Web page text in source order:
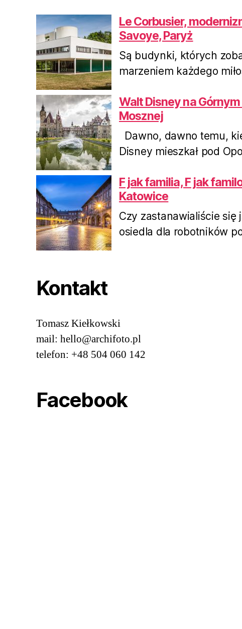
Le Corbusier,
Savoye, Paryż
Są budynki, których
marzeniem każdego
Walt Disney na Górnym
Mosznej
Dawno, dawno temu,
Disney mieszkał pod
F jak familia, F jak
Katowice
Czy zastanawialiście się
osiedla dla robotników
Kontakt
Tomasz Kiełkowski
mail: hello@archifoto.pl
telefon: +48 504 060 142
Facebook